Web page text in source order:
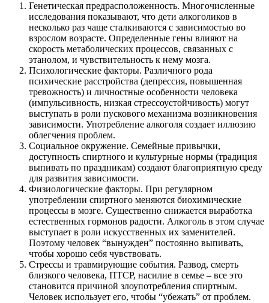
Генетическая предрасположенность. Многочисленные
исследования показывают, что дети алкоголиков в
несколько раз чаще сталкиваются с зависимостью во
взрослом возрасте. Определенные гены влияют на
скорость метаболических процессов, связанных с
этанолом, и чувствительность к нему мозга.
Психологические факторы. Различного рода
психические расстройства (депрессия, повышенная
тревожность) и личностные особенности человека
(импульсивность, низкая стрессоустойчивость) могут
выступать в роли пускового механизма возникновения
зависимости. Употребление алкоголя создает иллюзию
облегчения проблем.
Социальное окружение. Семейные привычки,
доступность спиртного и культурные нормы (традиция
выпивать по праздникам) создают благоприятную среду
для развития зависимости.
Физиологические факторы. При регулярном
употреблении спиртного меняются биохимические
процессы в мозге. Существенно снижается выработка
естественных гормонов радости. Алкоголь в этом случае
выступает в роли искусственных их заменителей.
Поэтому человек “вынужден” постоянно выпивать,
чтобы хорошо себя чувствовать.
Стрессы и травмирующие события. Развод, смерть
близкого человека, ПТСР, насилие в семье – все это
становится причиной злоупотребления спиртным.
Человек использует его, чтобы “убежать” от проблем.